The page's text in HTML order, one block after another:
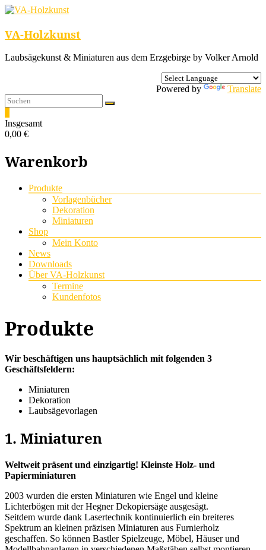
VA-Holzkunst
Laubsägekunst & Miniaturen aus dem Erzgebirge by Volker Arnold
Powered by Translate
Insgesamt
0,00 €
Warenkorb
Menü
Produkte
Vorlagenbücher
Dekoration
Miniaturen
Shop
Mein Konto
News
Downloads
Über VA-Holzkunst
Termine
Kundenfotos
Produkte
Wir beschäftigen uns hauptsächlich mit folgenden 3
Geschäftsfeldern:
Miniaturen
Dekoration
Laubsägevorlagen
1. Miniaturen
Weltweit präsent und einzigartig! Kleinste Holz- und
Papierminiaturen
2003 wurden die ersten Miniaturen wie Engel und kleine
Lichterbögen mit der Hegner Dekopiersäge ausgesägt.
Seitdem wurde dank Lasertechnik kontinuierlich ein breiteres
Spektrum an kleinen präzisen Miniaturen aus Furnierholz
geschaffen. So können Bastler Spielzeuge, Möbel, Häuser und